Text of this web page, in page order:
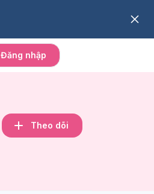
Đăng nhập
Theo dõi